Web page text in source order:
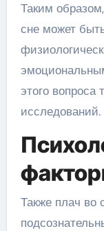
Таким
сне может
этого вопроса
исследований.
Также плач во